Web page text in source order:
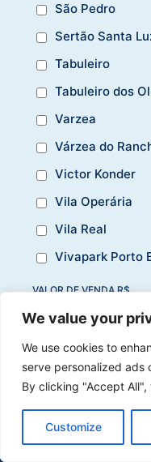
We value your
We use cookies to
serve personalized ads
By clicking "Accept
Customize
(47) 9 9977-
São Pedro
Sertão Santa
Tabuleiro
Tabuleiro dos
Varzea
Várzea do
Victor Konder
Vila Operária
Vila Real
Vivapark Porto
VALOR DE VENDA R$
DORMITÓRIOS